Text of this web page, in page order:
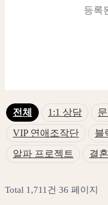
등록
전체 1:1 상담
VIP 연애조작단
블
알파 프로젝트
결
Total 1,711건 36 페이지